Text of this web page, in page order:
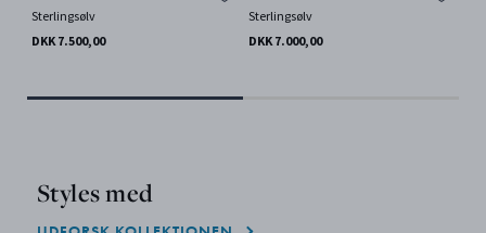
Sterlingsølv
DKK 7.500,00
Sterlingsølv
DKK 7.000,00
Styles med